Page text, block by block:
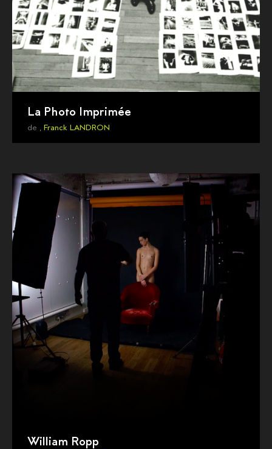
La Photo Imprimée
de , Franck LANDRON
William Ropp